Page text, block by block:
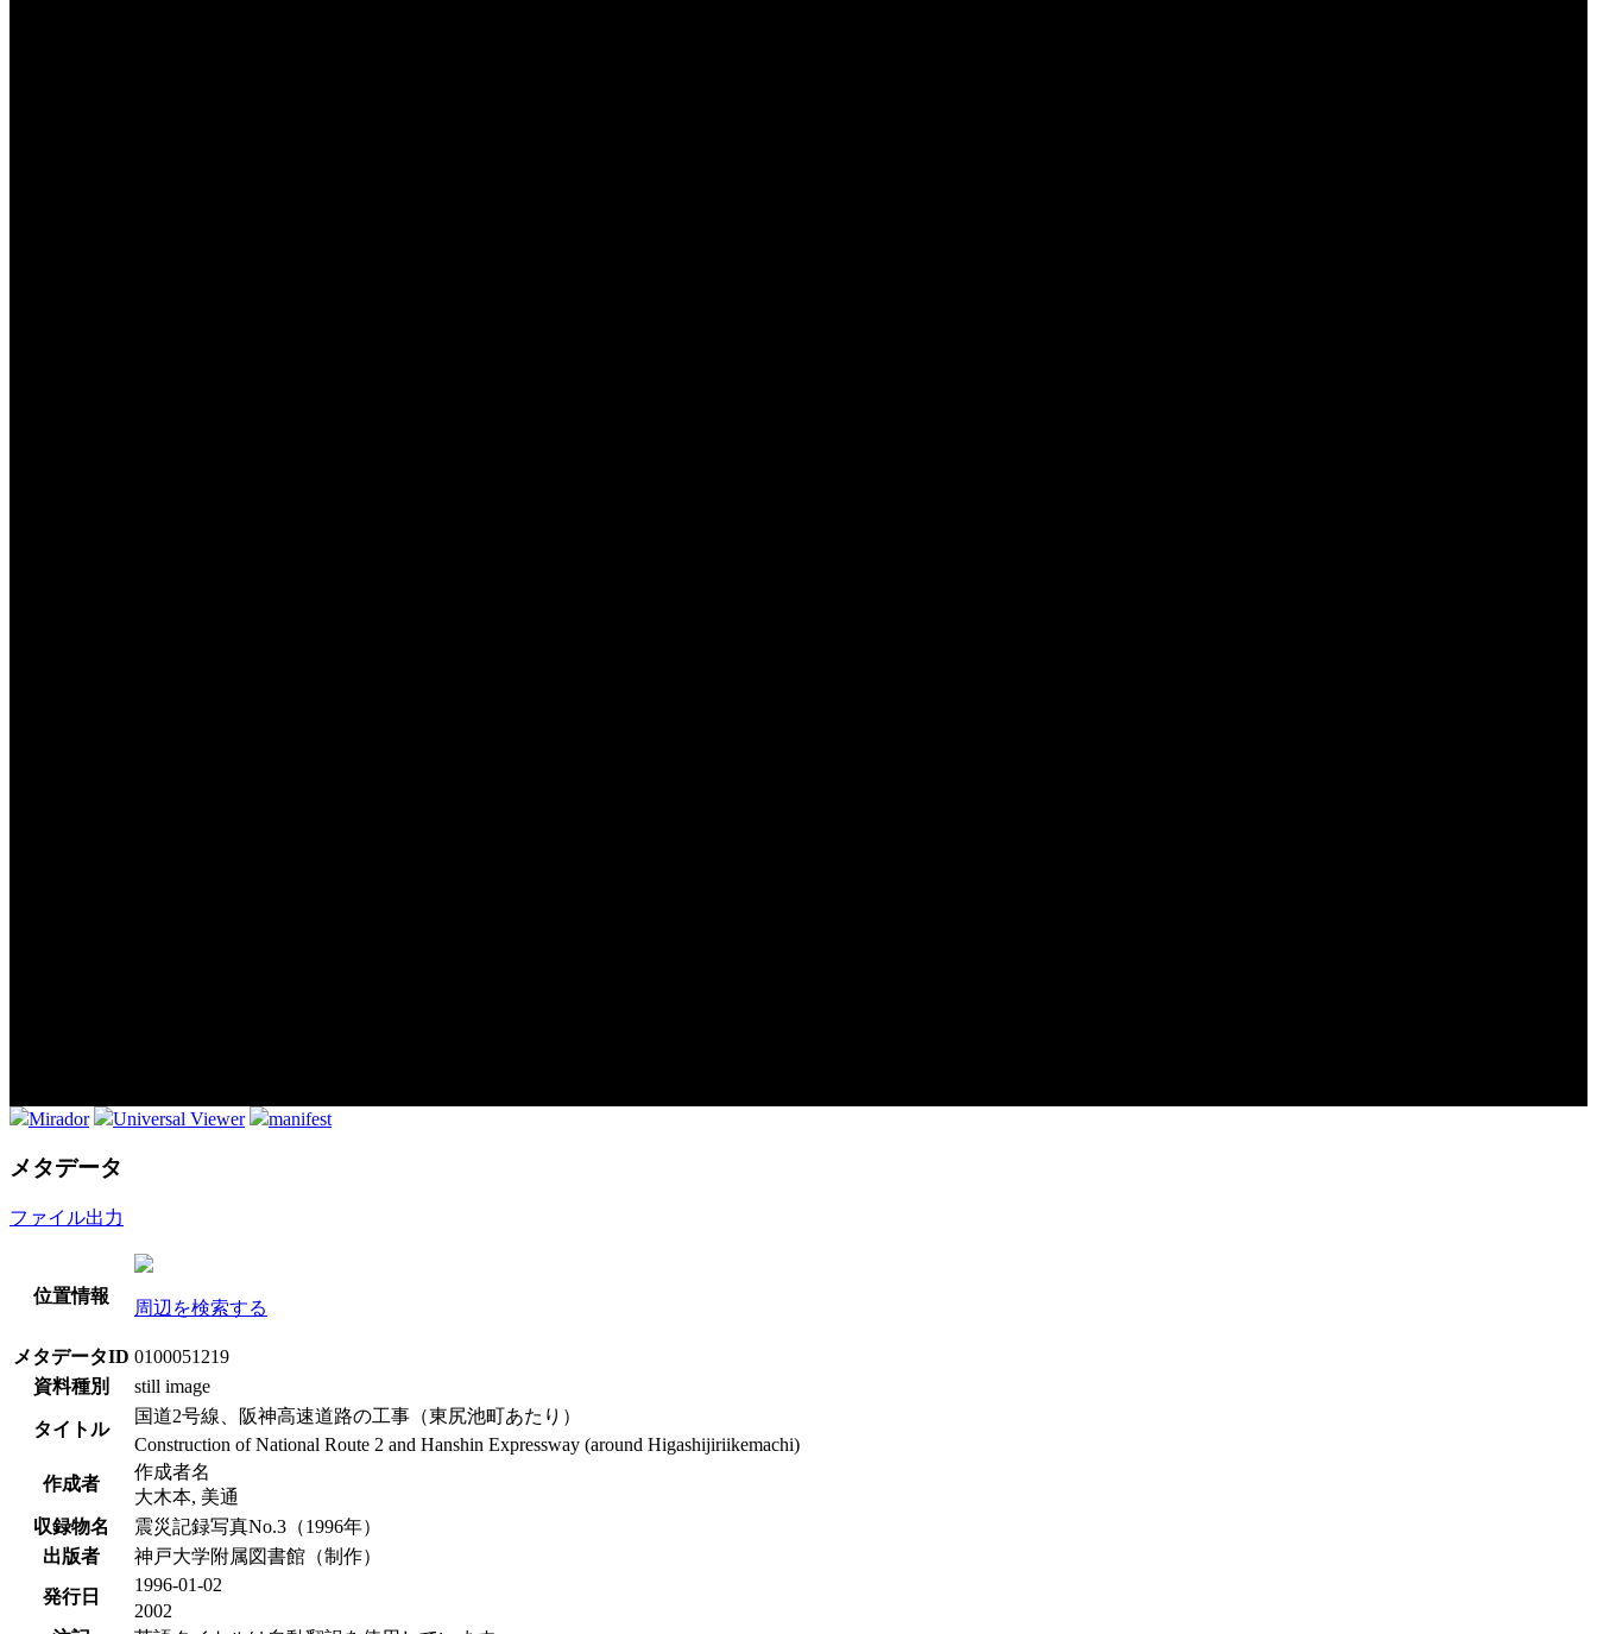
Mirador Universal Viewer manifest
メタデータ
ファイル出力
位置情報
周辺を検索する
メタデータID 0100051219
資料種別
still image
タイトル
国道2号線、阪神高速道路の工事（東尻池町あたり）
Construction of National Route 2 and Hanshin Expressway (around Higashijiriikemachi)
作成者
作成者名
大木本, 美通
収録物名
震災記録写真No.3（1996年）
出版者
神戸大学附属図書館（制作）
発行日
1996-01-02
2002